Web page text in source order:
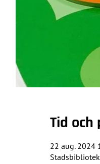
Tid och
22 aug. 2024